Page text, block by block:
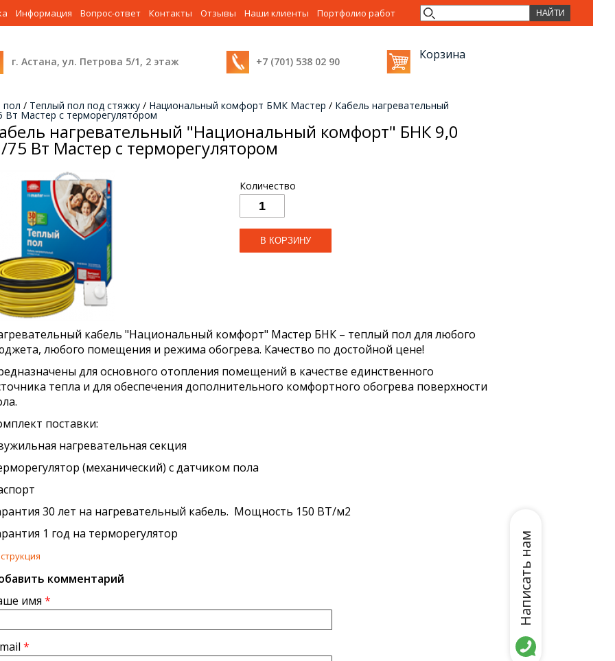
Информация Вопрос-ответ Контакты Отзывы Наши клиенты Портфолио работ
г. Астана, ул. Петрова 5/1, 2 этаж +7 (701) 538 02 90 Корзина
пол / Теплый пол под стяжку / Национальный комфорт БМК Мастер / Кабель нагревательный
Мастер с терморегулятором
нагревательный "Национальный комфорт" БНК 9,0
75 Вт Мастер с терморегулятором
Количество
кабель "Национальный комфорт" Мастер БНК – теплый пол для любого
любого помещения и режима обогрева. Качество по достойной цене!
для основного отопления помещений в качестве единственного
тепла и для обеспечения дополнительного комфортного обогрева поверхности
поставки:
нагревательная секция
(механический) с датчиком пола
30 лет на нагревательный кабель. Мощность 150 ВТ/м2
1 год на терморегулятор
комментарий
имя *
*
Написать нам